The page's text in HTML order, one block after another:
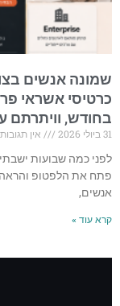
שמונה אנשים
כרטיסי אשראי
בחודש, וויתרתם
31 ביולי 2026
אין תגובות
לפני כמה שבועות
פתח את הלפטופ והראה
אנשים,
קרא עוד »